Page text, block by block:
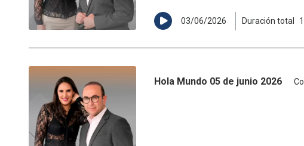
03/06/2026 Duración total
Hola Mundo 05 de junio 2026